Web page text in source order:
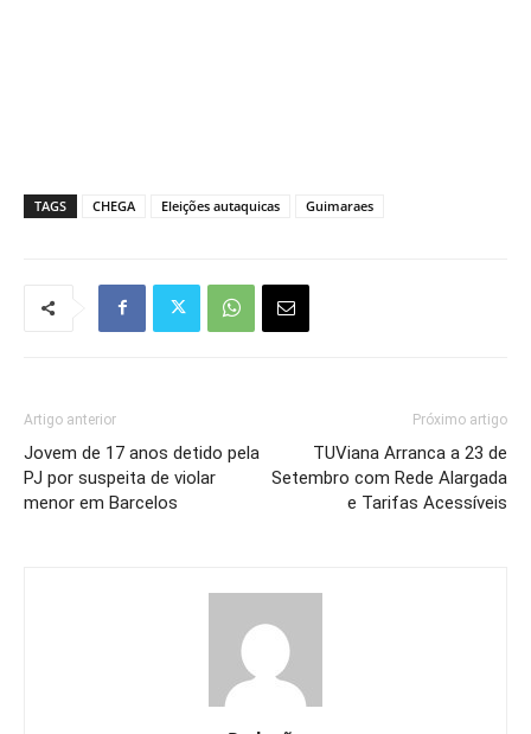
TAGS CHEGA Eleições autaquicas Guimaraes
Artigo anterior
Jovem de 17 anos detido pela
PJ por suspeita de violar
menor em Barcelos
Próximo artigo
TUViana Arranca a 23 de
Setembro com Rede Alargada
e Tarifas Acessíveis